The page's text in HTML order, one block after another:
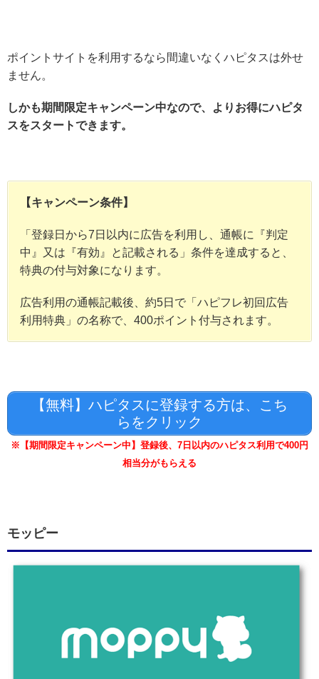
ポイントサイトを利用するなら間違いなくハピタスは外せ
ません。
しかも期間限定キャンペーン中なので、よりお得にハピタ
スをスタートできます。
【キャンペーン条件】
「登録日から7日以内に広告を利用し、通帳に『判定
中』又は『有効』と記載される」条件を達成すると、
特典の付与対象になります。
広告利用の通帳記載後、約5日で「ハピフレ初回広告
利用特典」の名称で、400ポイント付与されます。
【無料】ハピタスに登録する方は、こち
らをクリック
※【期間限定キャンペーン中】登録後、7日以内のハピタス利用で400円
相当分がもらえる
モッピー